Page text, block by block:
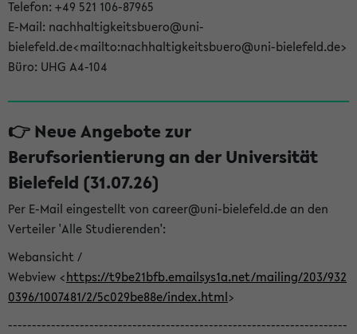
Telefon: +49 521 106-87965
E-Mail: nachhaltigkeitsbuero@uni-
bielefeld.de<mailto:nachhaltigkeitsbuero@uni-bielefeld.de>
Büro: UHG A4-104
👉 Neue Angebote zur
Berufsorientierung an der Universität
Bielefeld (31.07.26)
Per E-Mail eingestellt von career@uni-bielefeld.de an den
Verteiler 'Alle Studierenden':
Webansicht /
Webview <https://t9be21bfb.emailsys1a.net/mailing/203/932
0396/1007481/2/5c029be88e/index.html>
-----------------------------------------------------------------------